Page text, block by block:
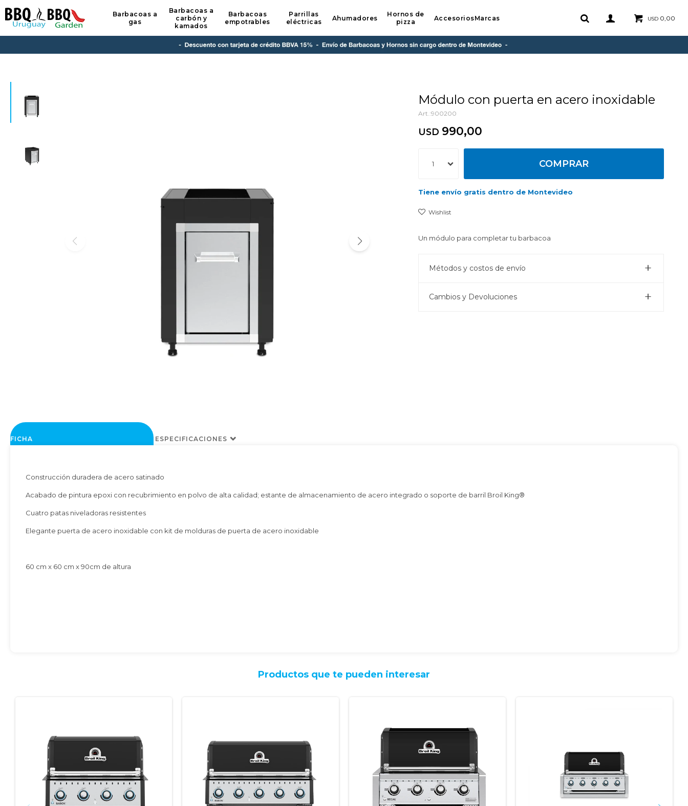
Barbacoas a
gas
Barbacoas a
carbón y
kamados
Barbacoas
empotrables
Parrillas
eléctricas
Ahumadores
Hornos de
pizza
AccesoriosMarcas USD 0,00
Módulo con puerta en acero inoxidable
900200
USD 990,00
1 COMPRAR
Tiene envío gratis dentro de Montevideo
Un módulo para completar tu barbacoa
Métodos y costos de envío
Cambios y Devoluciones
FICHA ESPECIFICACIONES
Construcción duradera de acero satinado
Acabado de pintura epoxi con recubrimiento en polvo de alta calidad; estante de almacenamiento de acero integrado o soporte de barril Broil King®
Cuatro patas niveladoras resistentes
Elegante puerta de acero inoxidable con kit de molduras de puerta de acero inoxidable
60 cm x 60 cm x 90cm de altura
Productos que te pueden interesar